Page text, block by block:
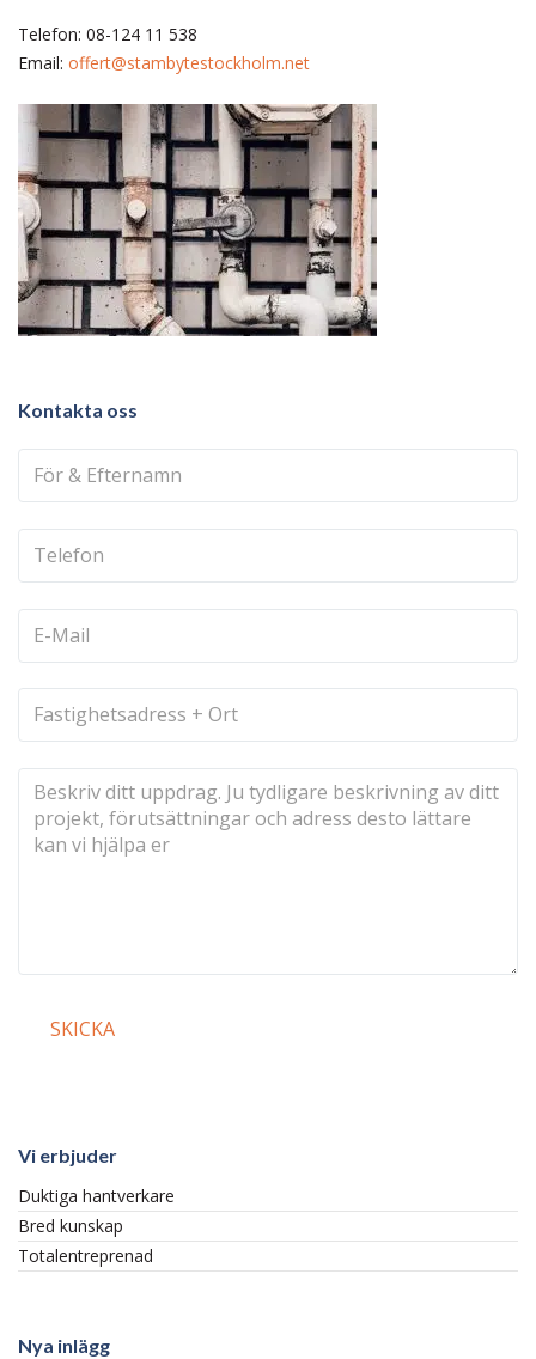
Telefon: 08-124 11 538
Email: offert@stambytestockholm.net
Kontakta oss
Vi erbjuder
Duktiga hantverkare
Bred kunskap
Totalentreprenad
Nya inlägg